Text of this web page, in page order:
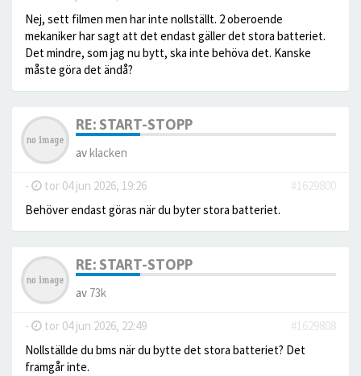
Nej, sett filmen men har inte nollställt. 2 oberoende
mekaniker har sagt att det endast gäller det stora batteriet.
Det mindre, som jag nu bytt, ska inte behöva det. Kanske
måste göra det ändå?
RE: START-STOPP
avklacken
- tor 04 jun 2026, 19:26
#1629800
Behöver endast göras när du byter stora batteriet.
RE: START-STOPP
av 73k
- tor 04 jun 2026, 22:49
#1629808
Nollställde du bms när du bytte det stora batteriet? Det
framgår inte.